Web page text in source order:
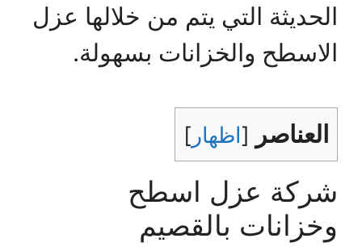
الحديثة التي يتم من خلالها عزل
الاسطح والخزانات بسهولة.
العناصر [اظهار ]
شركة عزل اسطح
وخزانات بالقصيم